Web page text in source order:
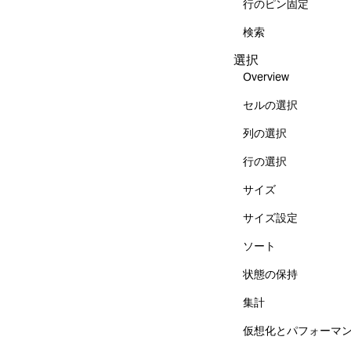
行のピン固定
検索
選択
Overview
セルの選択
列の選択
行の選択
サイズ
サイズ設定
ソート
状態の保持
集計
仮想化とパフォーマ